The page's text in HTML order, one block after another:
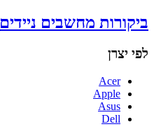
ביקורות מחשבים ניידים
לפי יצרן
Acer
Apple
Asus
Dell